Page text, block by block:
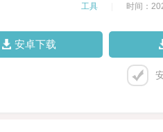
工具 时间：
安卓下载